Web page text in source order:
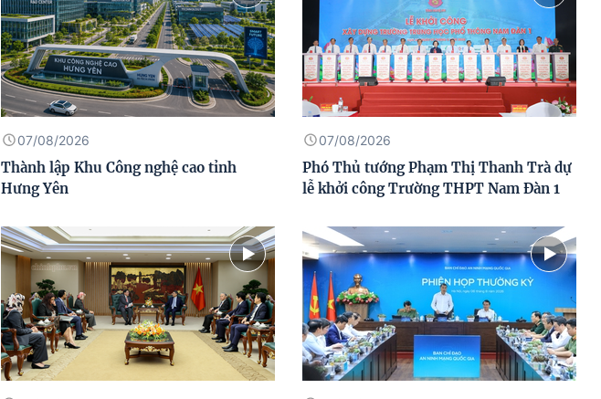
07/08/2026
Thành lập Khu Công nghệ cao tỉnh
Hưng Yên
07/08/2026
Phó Thủ tướng Phạm Thị Thanh Trà dự
lễ khởi công Trường THPT Nam Đàn 1